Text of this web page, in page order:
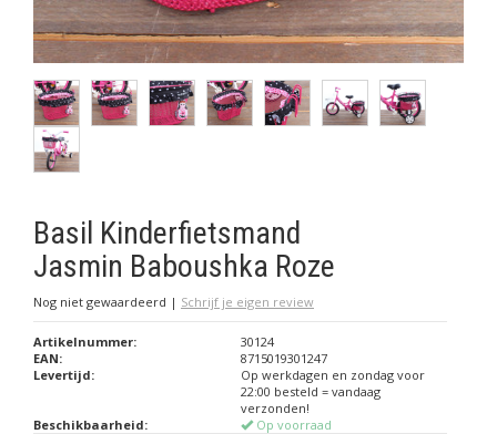
Basil Kinderfietsmand
Jasmin Baboushka Roze
Nog niet gewaardeerd | Schrijf je eigen review
Artikelnummer:
30124
EAN:
8715019301247
Levertijd:
Op werkdagen en zondag voor
22:00 besteld = vandaag
verzonden!
Beschikbaarheid:
Op voorraad